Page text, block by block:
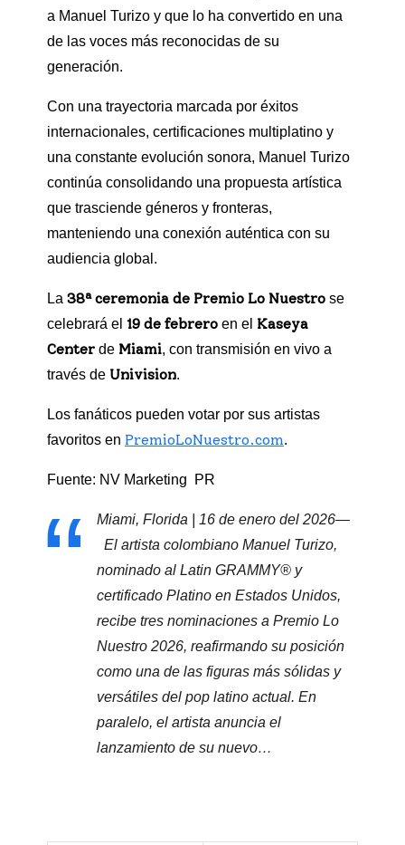
a Manuel Turizo y que lo ha convertido en una
de las voces más reconocidas de su
generación.
Con una trayectoria marcada por éxitos
internacionales, certificaciones multiplatino y
una constante evolución sonora, Manuel Turizo
continúa consolidando una propuesta artística
que trasciende géneros y fronteras,
manteniendo una conexión auténtica con su
audiencia global.
La 38ª ceremonia de Premio Lo Nuestro se
celebrará el 19 de febrero en el Kaseya
Center de Miami, con transmisión en vivo a
través de Univision.
Los fanáticos pueden votar por sus artistas
favoritos en PremioLoNuestro.com.
Fuente: NV Marketing PR
Miami, Florida | 16 de enero del 2026—
El artista colombiano Manuel Turizo,
nominado al Latin GRAMMY® y
certificado Platino en Estados Unidos,
recibe tres nominaciones a Premio Lo
Nuestro 2026, reafirmando su posición
como una de las figuras más sólidas y
versátiles del pop latino actual. En
paralelo, el artista anuncia el
lanzamiento de su nuevo…